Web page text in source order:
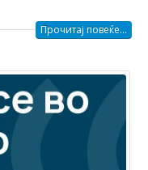
Прочитај повеќе...